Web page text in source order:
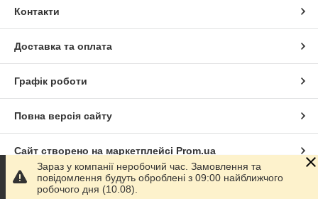
Контакти
Доставка та оплата
Графік роботи
Повна версія сайту
Сайт створено на маркетплейсі Prom.ua
Політика конфіденційності
Зараз у компанії неробочий час. Замовлення та
повідомлення будуть оброблені з 09:00 найближчого
робочого дня (10.08).